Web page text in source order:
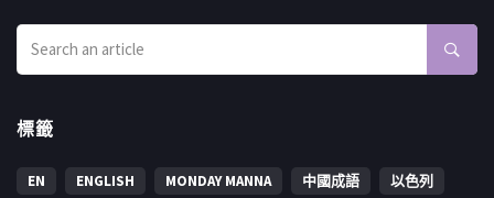
標籤
EN ENGLISH MONDAY MANNA 中國成語
以色列